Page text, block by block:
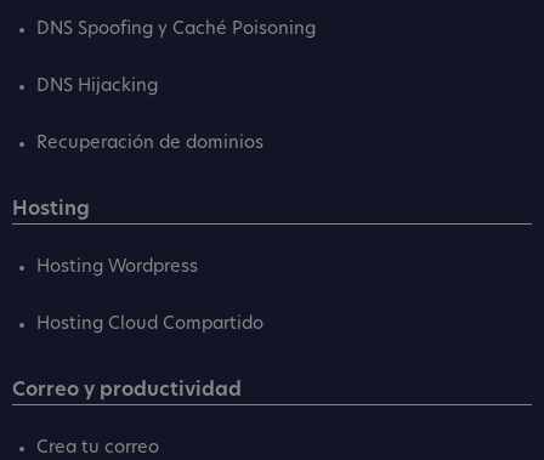
DNS Spoofing y Caché Poisoning
DNS Hijacking
Recuperación de dominios
Hosting
Hosting Wordpress
Hosting Cloud Compartido
Correo y productividad
Crea tu correo